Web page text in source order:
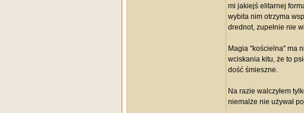
mi jakiejś elitarnej
wybita nim otrzyma
drednot, zupełnie nie
Magia "kościelna" ma
wciskania kitu, że to
dość śmieszne.
Na razie walczyłem
niemalże nie używał